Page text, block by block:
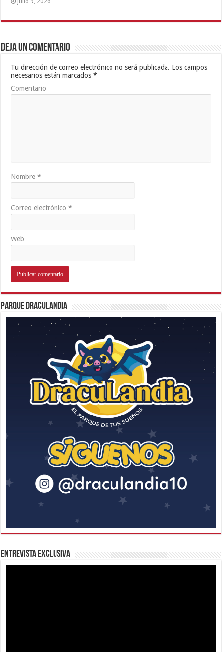
julio 9, 2026
Deja un comentario
Tu dirección de correo electrónico no será publicada. Los campos
necesarios están marcados*
Comentario
Nombre*
Correo electrónico*
Web
Parque Draculandia
Entrevista Exclusiva